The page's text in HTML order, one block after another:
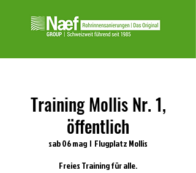
Training Mollis Nr. 1,
öffentlich
sab 06 mag
  |
Flugplatz Mollis
Freies Training für alle.